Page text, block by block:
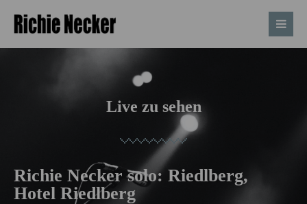
Live zu sehen
Richie Necker solo: Riedlberg,
Hotel Riedlberg